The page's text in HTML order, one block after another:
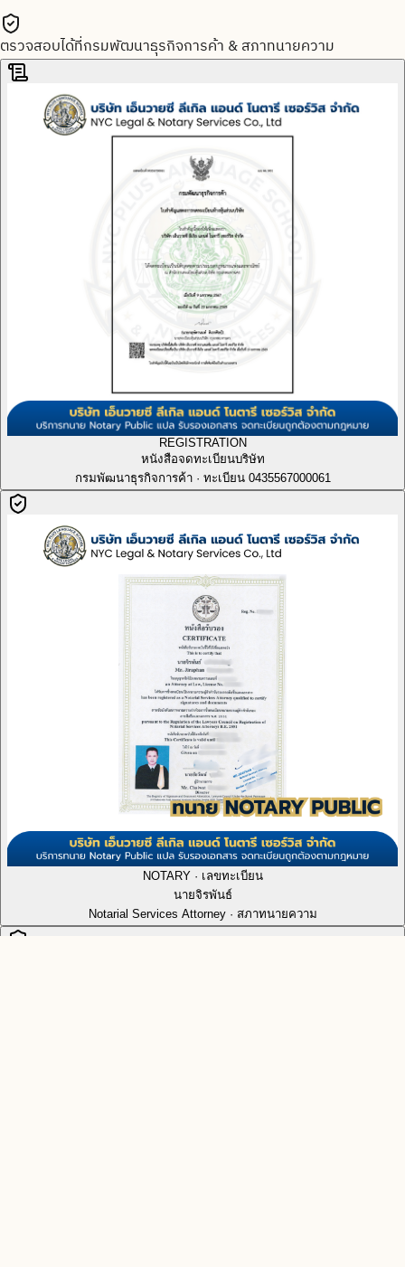
ตรวจสอบได้ที่กรมพัฒนาธุรกิจการค้า & สภาทนายความ
REGISTRATION
หนังสือจดทะเบียนบริษัท
กรมพัฒนาธุรกิจการค้า · ทะเบียน 0435567000061
NOTARY · เลขทะเบียน
นายจิรพันธ์
Notarial Services Attorney · สภาทนายความ